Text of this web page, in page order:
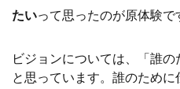
たいって思ったのが原体験で
ビジョンについては、「誰
と思っています。誰のために